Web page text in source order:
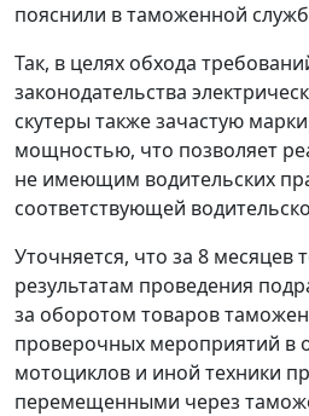
пояснили в таможенной
Так, в целях обхода
законодательства
скутеры также зачастую
мощностью, что позволяет
не имеющим водительских
соответствующей
Уточняется, что за 8 месяцев
результатам проведения
за оборотом товаров
проверочных мероприятий в
мотоциклов и иной техники
перемещенными через